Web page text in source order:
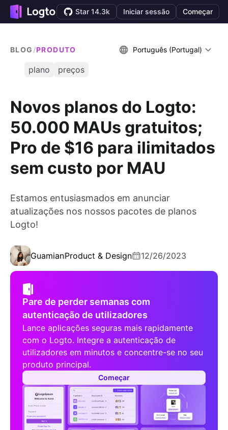
Star 14.3k Iniciar sessão Começar
BLOG /PRODUTO Português (Portugal)
plano preços
Novos planos do Logto:
50.000 MAUs gratuitos;
Pro de $16 para ilimitados
sem custo por MAU
Estamos entusiasmados em anunciar
atualizações nos nossos pacotes de planos
Logto!
GuamianProduct & Design 12/26/2023
Pare de perder semanas com
autenticação de utilizadores
Lance aplicações seguras mais rapidamente
com o Logto. Integre a autenticação de
utilizadores em minutos e concentre-se no seu
produto principal.
Começar